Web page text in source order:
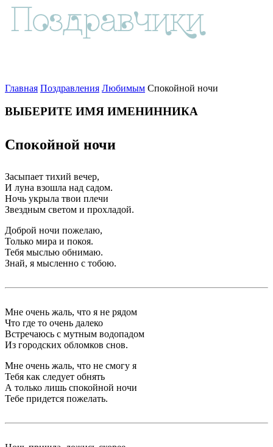
Главная Поздравления Любимым Спокойной ночи
ВЫБЕРИТЕ ИМЯ ИМЕНИННИКА
Спокойной ночи
Засыпает тихий вечер,
И луна взошла над садом.
Ночь укрыла твои плечи
Звездным светом и прохладой.
Доброй ночи пожелаю,
Только мира и покоя.
Тебя мыслью обнимаю.
Знай, я мысленно с тобою.
Мне очень жаль, что я не рядом
Что где то очень далеко
Встречаюсь с мутным водопадом
Из городских обломков снов.
Мне очень жаль, что не смогу я
Тебя как следует обнять
А только лишь спокойной ночи
Тебе придется пожелать.